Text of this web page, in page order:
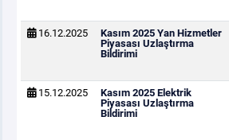
16.12.2025
Kasım 2025 Yan Hizmetler
Piyasası Uzlaştırma
Bildirimi
15.12.2025
Kasım 2025 Elektrik
Piyasası Uzlaştırma
Bildirimi